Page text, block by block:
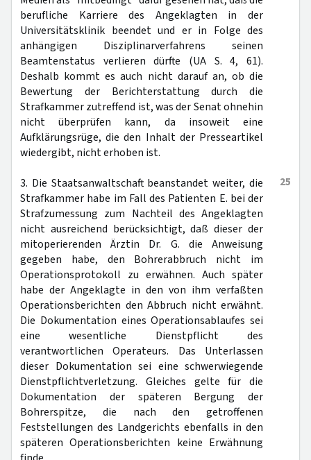
berufliche Karriere des Angeklagten in der
Universitätsklinik beendet und er in Folge des
anhängigen Disziplinarverfahrens seinen
Beamtenstatus verlieren dürfte (UA S. 4, 61).
Deshalb kommt es auch nicht darauf an, ob die
Bewertung der Berichterstattung durch die
Strafkammer zutreffend ist, was der Senat ohnehin
nicht überprüfen kann, da insoweit eine
Aufklärungsrüge, die den Inhalt der Presseartikel
wiedergibt, nicht erhoben ist.
25
3. Die Staatsanwaltschaft beanstandet weiter, die
Strafkammer habe im Fall des Patienten E. bei der
Strafzumessung zum Nachteil des Angeklagten
nicht ausreichend berücksichtigt, daß dieser der
mitoperierenden Ärztin Dr. G. die Anweisung
gegeben habe, den Bohrerabbruch nicht im
Operationsprotokoll zu erwähnen. Auch später
habe der Angeklagte in den von ihm verfaßten
Operationsberichten den Abbruch nicht erwähnt.
Die Dokumentation eines Operationsablaufes sei
eine wesentliche Dienstpflicht des
verantwortlichen Operateurs. Das Unterlassen
dieser Dokumentation sei eine schwerwiegende
Dienstpflichtverletzung. Gleiches gelte für die
Dokumentation der späteren Bergung der
Bohrerspitze, die nach den getroffenen
Feststellungen des Landgerichts ebenfalls in den
späteren Operationsberichten keine Erwähnung